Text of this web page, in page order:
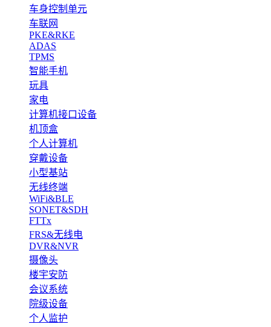
车身控制单元
车联网
PKE&RKE
ADAS
TPMS
智能手机
玩具
家电
计算机接口设备
机顶盒
个人计算机
穿戴设备
小型基站
无线终端
WiFi&BLE
SONET&SDH
FTTx
FRS&无线电
DVR&NVR
摄像头
楼宇安防
会议系统
院级设备
个人监护